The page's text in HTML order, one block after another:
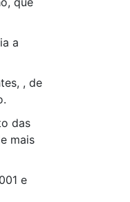
a
, de
das
mais
e